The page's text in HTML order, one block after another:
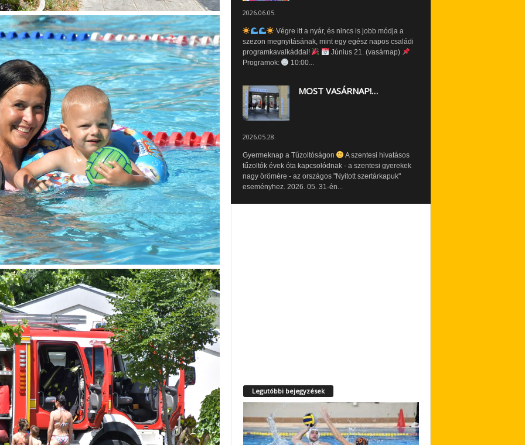
2026.06.05.
Végre itt a nyár, és nincs is jobb módja a
szezon megnyitásának, mint egy egész napos családi
programkavalkáddal!
Június 21. (vasárnap)
Programok:
10:00...
MOST VASÁRNAP!…
2026.05.28.
Gyermeknap a Tűzoltóságon
A szentesi hivatásos
tűzoltók évek óta kapcsolódnak - a szentesi gyerekek
nagy örömére - az országos "Nyitott szertárkapuk"
eseményhez. 2026. 05. 31-én...
Legutóbbi bejegyzések